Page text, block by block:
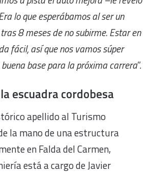
lo que esperábamos al ser un
8 meses de no subirme. Estar en
fácil, así que nos vamos súper
base para la próxima carrera”.
escuadra cordobesa
apellido al Turismo
la mano de una estructura
en Falda del Carmen,
está a cargo de Javier